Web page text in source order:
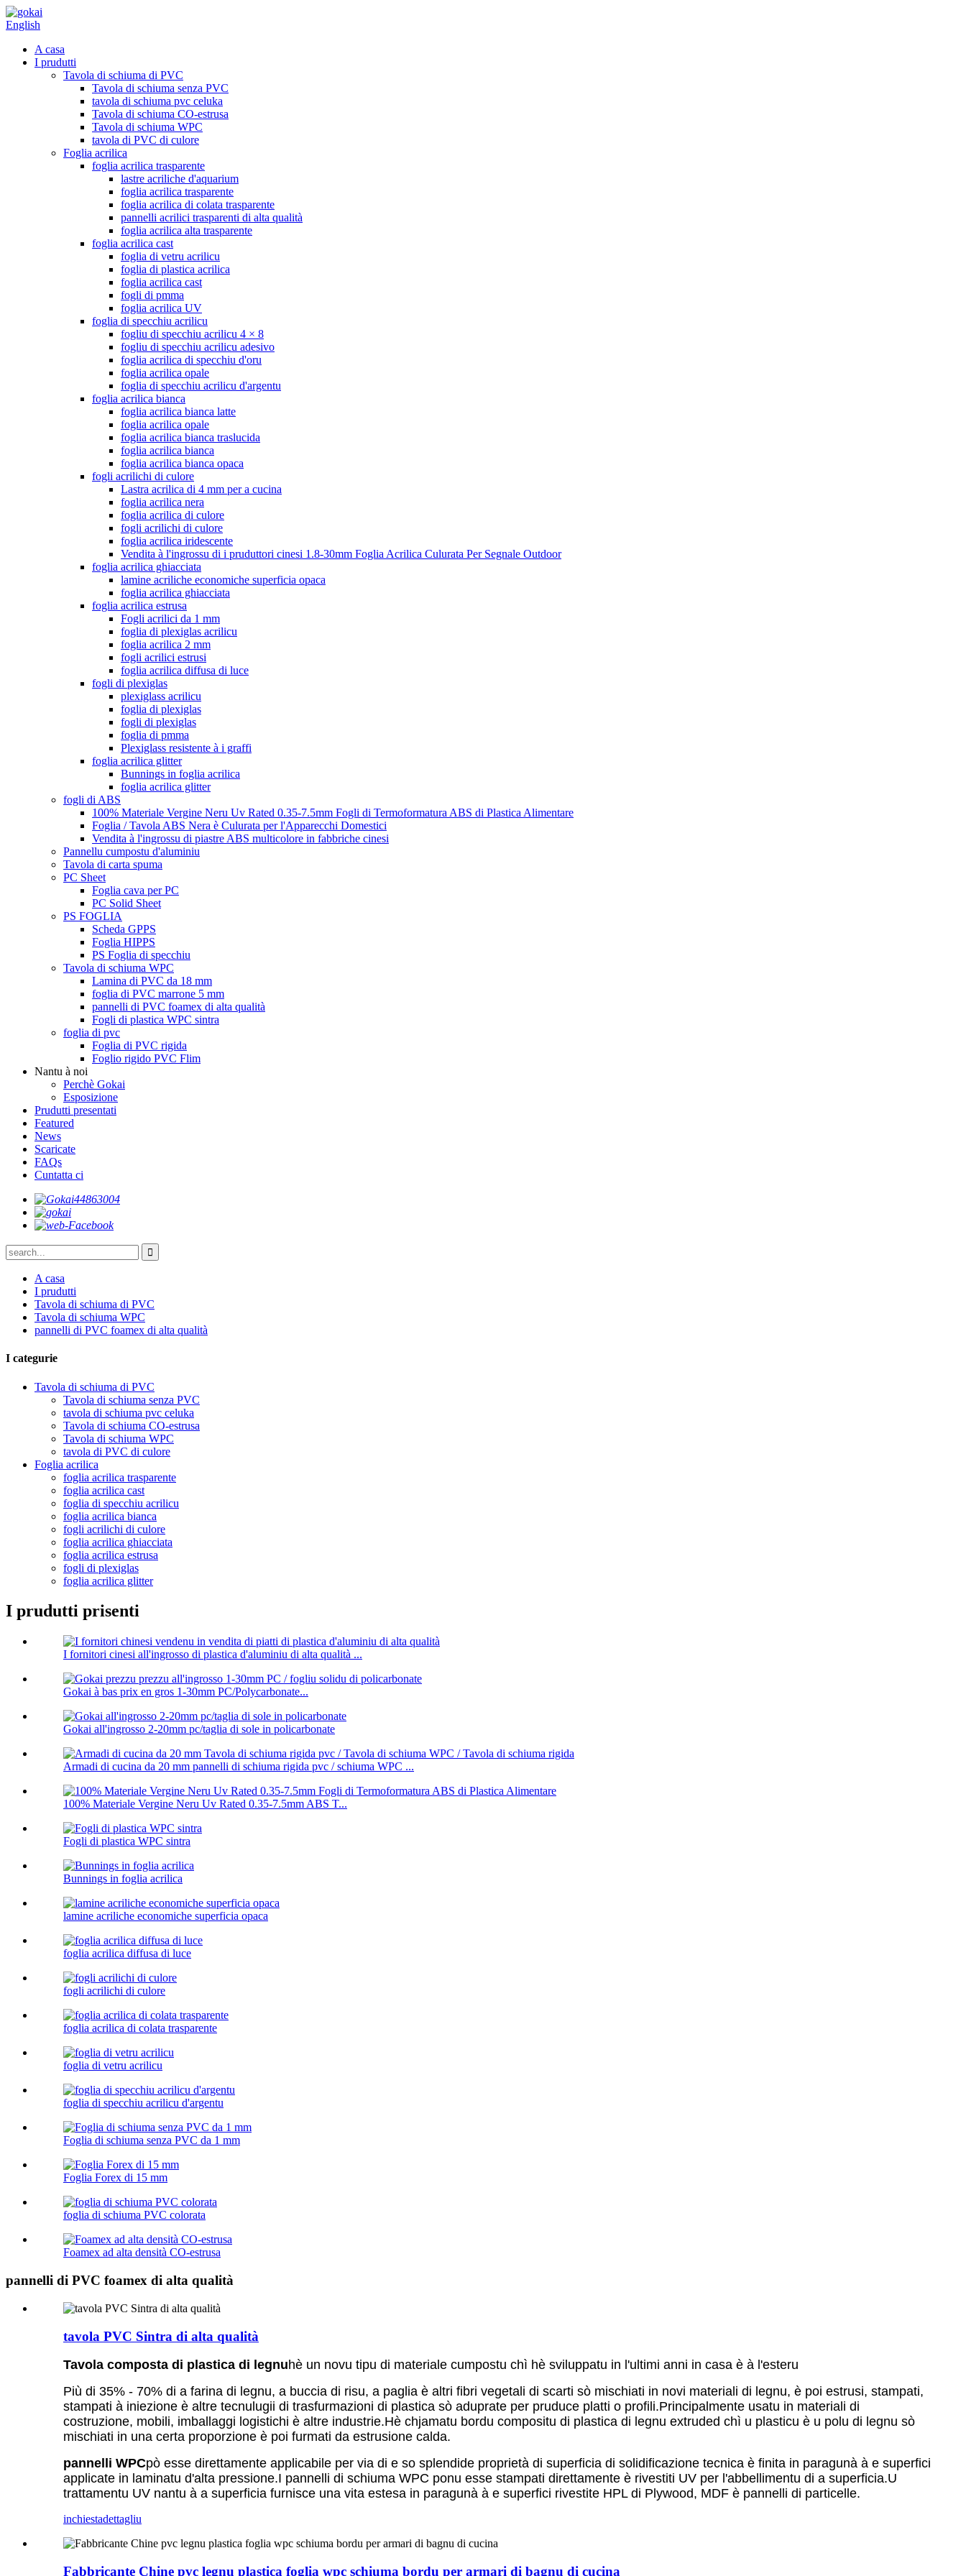
English
A casa
I prudutti
Tavola di schiuma di PVC
Tavola di schiuma senza PVC
tavola di schiuma pvc celuka
Tavola di schiuma CO-estrusa
Tavola di schiuma WPC
tavola di PVC di culore
Foglia acrilica
foglia acrilica trasparente
lastre acriliche d'aquarium
foglia acrilica trasparente
foglia acrilica di colata trasparente
pannelli acrilici trasparenti di alta qualità
foglia acrilica alta trasparente
foglia acrilica cast
foglia di vetru acrilicu
foglia di plastica acrilica
foglia acrilica cast
fogli di pmma
foglia acrilica UV
foglia di specchiu acrilicu
fogliu di specchiu acrilicu 4 × 8
fogliu di specchiu acrilicu adesivo
foglia acrilica di specchiu d'oru
foglia acrilica opale
foglia di specchiu acrilicu d'argentu
foglia acrilica bianca
foglia acrilica bianca latte
foglia acrilica opale
foglia acrilica bianca traslucida
foglia acrilica bianca
foglia acrilica bianca opaca
fogli acrilichi di culore
Lastra acrilica di 4 mm per a cucina
foglia acrilica nera
foglia acrilica di culore
fogli acrilichi di culore
foglia acrilica iridescente
Vendita à l'ingrossu di i pruduttori cinesi 1.8-30mm Foglia Acrilica Culurata Per Segnale Outdoor
foglia acrilica ghiacciata
lamine acriliche economiche superficia opaca
foglia acrilica ghiacciata
foglia acrilica estrusa
Fogli acrilici da 1 mm
foglia di plexiglas acrilicu
foglia acrilica 2 mm
fogli acrilici estrusi
foglia acrilica diffusa di luce
fogli di plexiglas
plexiglass acrilicu
foglia di plexiglas
fogli di plexiglas
foglia di pmma
Plexiglass resistente à i graffi
foglia acrilica glitter
Bunnings in foglia acrilica
foglia acrilica glitter
fogli di ABS
100% Materiale Vergine Neru Uv Rated 0.35-7.5mm Fogli di Termoformatura ABS di Plastica Alimentare
Foglia / Tavola ABS Nera è Culurata per l'Apparecchi Domestici
Vendita à l'ingrossu di piastre ABS multicolore in fabbriche cinesi
Pannellu cumpostu d'aluminiu
Tavola di carta spuma
PC Sheet
Foglia cava per PC
PC Solid Sheet
PS FOGLIA
Scheda GPPS
Foglia HIPPS
PS Foglia di specchiu
Tavola di schiuma WPC
Lamina di PVC da 18 mm
foglia di PVC marrone 5 mm
pannelli di PVC foamex di alta qualità
Fogli di plastica WPC sintra
foglia di pvc
Foglia di PVC rigida
Foglio rigido PVC Flim
Nantu à noi
Perchè Gokai
Esposizione
Prudutti presentati
Featured
News
Scaricate
FAQs
Cuntatta ci
A casa
I prudutti
Tavola di schiuma di PVC
Tavola di schiuma WPC
pannelli di PVC foamex di alta qualità
I categurie
Tavola di schiuma di PVC
Tavola di schiuma senza PVC
tavola di schiuma pvc celuka
Tavola di schiuma CO-estrusa
Tavola di schiuma WPC
tavola di PVC di culore
Foglia acrilica
foglia acrilica trasparente
foglia acrilica cast
foglia di specchiu acrilicu
foglia acrilica bianca
fogli acrilichi di culore
foglia acrilica ghiacciata
foglia acrilica estrusa
fogli di plexiglas
foglia acrilica glitter
I prudutti prisenti
I fornitori cinesi all'ingrosso di plastica d'aluminiu di alta qualità ...
Gokai à bas prix en gros 1-30mm PC/Polycarbonate...
Gokai all'ingrosso 2-20mm pc/taglia di sole in policarbonate
Armadi di cucina da 20 mm pannelli di schiuma rigida pvc / schiuma WPC ...
100% Materiale Vergine Neru Uv Rated 0.35-7.5mm ABS T...
Fogli di plastica WPC sintra
Bunnings in foglia acrilica
lamine acriliche economiche superficia opaca
foglia acrilica diffusa di luce
fogli acrilichi di culore
foglia acrilica di colata trasparente
foglia di vetru acrilicu
foglia di specchiu acrilicu d'argentu
Foglia di schiuma senza PVC da 1 mm
Foglia Forex di 15 mm
foglia di schiuma PVC colorata
Foamex ad alta densità CO-estrusa
pannelli di PVC foamex di alta qualità
tavola PVC Sintra di alta qualità
Tavola composta di plastica di legnuhè un novu tipu di materiale cumpostu chì hè sviluppatu in l'ultimi anni in casa è à l'esteru
Più di 35% - 70% di a farina di legnu, a buccia di risu, a paglia è altri fibri vegetali di scarti sò mischiati in novi materiali di legnu, è poi estrusi, stampati,
stampati à iniezione è altre tecnulugii di trasfurmazioni di plastica sò aduprate per pruduce platti o profili.Principalmente usatu in materiali di
costruzione, mobili, imballaggi logistichi è altre industrie.Hè chjamatu bordu compositu di plastica di legnu extruded chì u plasticu è u polu di legnu sò
mischiati in una certa proporzione è poi furmati da estrusione calda.
pannelli WPCpò esse direttamente applicabile per via di e so splendide proprietà di superficia di solidificazione tecnica è finita in paragunà à e superfici
applicate in laminatu d'alta pressione.I pannelli di schiuma WPC ponu esse stampati direttamente è rivestiti UV per l'abbellimentu di a superficia.U
trattamentu UV nantu à a superficia furnisce una vita estesa in paragunà à e superfici rivestite HPL di Plywood, MDF è pannelli di particelle.
inchiestadettagliu
Fabbricante Chine pvc legnu plastica foglia wpc schiuma bordu per armari di bagnu di cucina